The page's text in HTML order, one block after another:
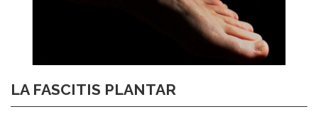
LA FASCITIS PLANTAR